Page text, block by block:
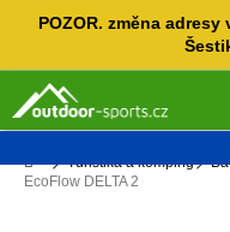
POZOR. změna
Domů
Turistika a kemping
EcoFlow DELTA 2